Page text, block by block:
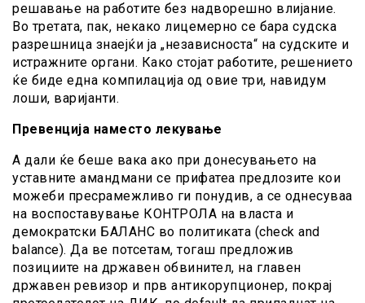
решавање на работите без надворешно влијание.
Во третата, пак, некако лицемерно се бара судска
разрешница знаејќи ја „независноста“ на судските и
истражните органи. Како стојат работите, решението
ќе биде една компилација од овие три, навидум
лоши, варијанти.
Превенција наместо лекување
А дали ќе беше вака ако при донесувањето на
уставните амандмани се прифатеа предлозите кои
можеби пресрамежливо ги понудив, а се однесуваа
на воспоставување КОНТРОЛА на власта и
демократски БАЛАНС во политиката (check and
balance). Да ве потсетам, тогаш предложив
позициите на државен обвинител, на главен
државен ревизор и прв антикорупционер, покрај